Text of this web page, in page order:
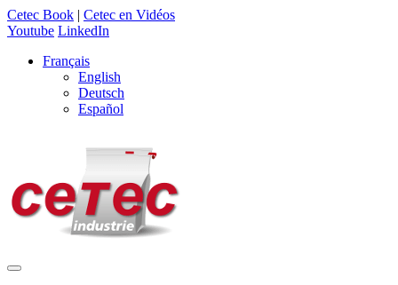
Cetec Book | Cetec en Vidéos
Youtube LinkedIn
Français
English
Deutsch
Español